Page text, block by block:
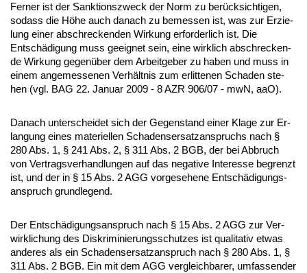
Fer­ner ist der Sank­ti­ons­zweck der Norm zu berück­sich­ti­gen,
so­dass die Höhe auch da­nach zu be­mes­sen ist, was zur Er­zie­
lung ei­ner ab­schre­cken­den Wir­kung er­for­der­lich ist. Die
Entschädi­gung muss ge­eig­net sein, ei­ne wirk­lich ab­schre­cken­
de Wir­kung ge­genüber dem Ar­beit­ge­ber zu ha­ben und muss in
ei­nem an­ge­mes­se­nen Verhält­nis zum er­lit­te­nen Scha­den ste­
hen (vgl. BAG 22. Ja­nu­ar 2009 - 8 AZR 906/07 - mwN, aaO).
Da­nach un­ter­schei­det sich der Ge­gen­stand ei­ner Kla­ge zur Er­
lan­gung ei­nes ma­te­ri­el­len Scha­dens­er­satz­an­spruchs nach §
280 Abs. 1, § 241 Abs. 2, § 311 Abs. 2 BGB, der bei Ab­bruch
von Ver­trags­ver­hand­lun­gen auf das ne­ga­ti­ve In­ter­es­se be­grenzt
ist, und der in § 15 Abs. 2 AGG vor­ge­se­he­ne Entschädi­gungs­
an­spruch grund­le­gend.
Der Entschädi­gungs­an­spruch nach § 15 Abs. 2 AGG zur Ver­
wirk­li­chung des Dis­kri­mi­nie­rungs­schut­zes ist qua­li­ta­tiv et­was
an­de­res als ein Scha­dens­er­satz­an­spruch nach § 280 Abs. 1, §
311 Abs. 2 BGB. Ein mit dem AGG ver­gleich­ba­rer, um­fas­sen­der